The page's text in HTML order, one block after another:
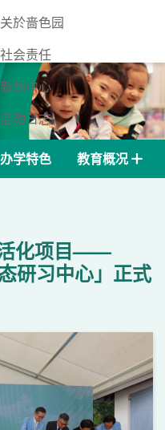
关於啬色园
社会责任
新闻中心
活动日志
联络我们
办学特色 教育概况
化项目——
研习中心」正式